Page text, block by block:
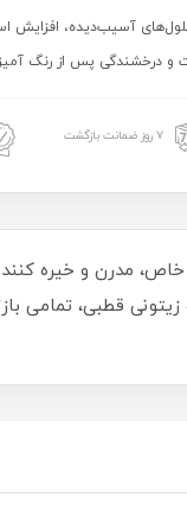
آسیب‌دیده، افزایش
و درخشندگی پس از رنگ‌
۷ روز ضمانت بازگشت
قطبی، تمامی